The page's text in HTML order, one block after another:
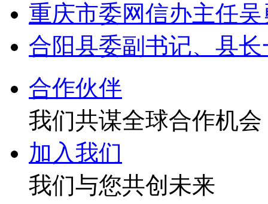
重庆市委网信办主任
合阳县委副书记、县
合作伙伴
我们共谋全球合作机会
加入我们
我们与您共创未来